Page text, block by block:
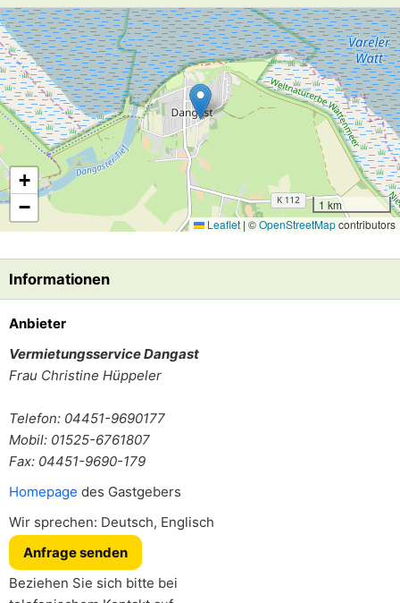
Lade Lageplan
+
−
1 km
Leaflet | ©OpenStreetMapcontributors
Informationen
Anbieter
Vermietungsservice Dangast
Frau Christine Hüppeler
Telefon: 04451-9690177
Mobil: 01525-6761807
Fax: 04451-9690-179
Homepage des Gastgebers
Wir sprechen: Deutsch, Englisch
Anfrage senden
Beziehen Sie sich bitte bei